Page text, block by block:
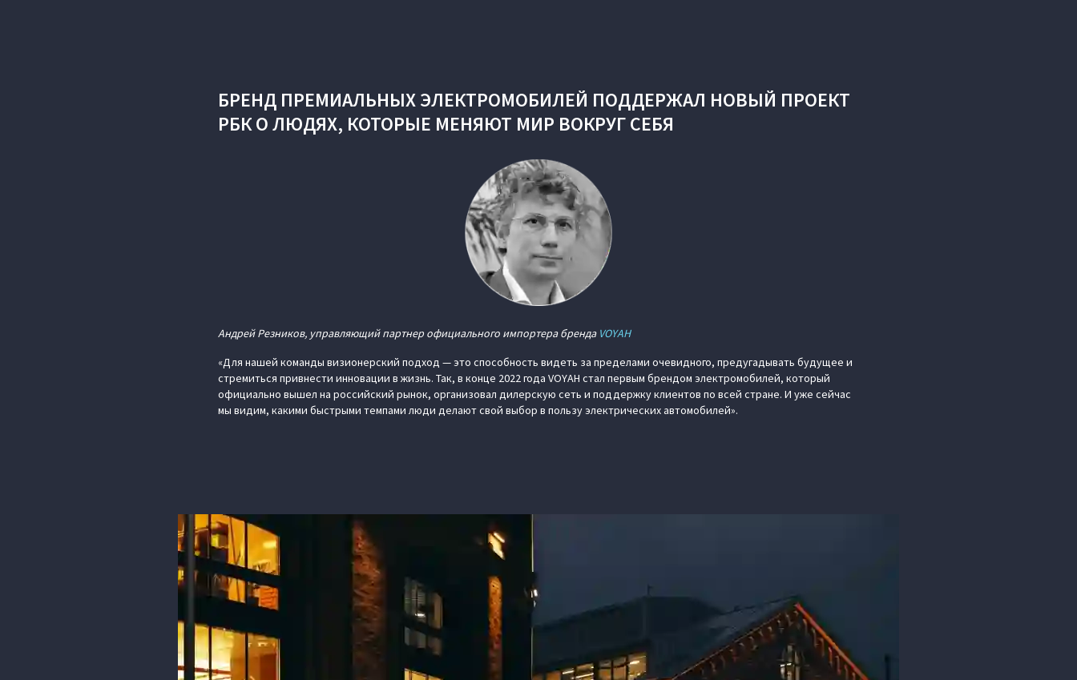
БРЕНД ПРЕМИАЛЬНЫХ ЭЛЕКТРОМОБИЛЕЙ ПОДДЕРЖАЛ НОВЫЙ ПРОЕКТ
РБК О ЛЮДЯХ, КОТОРЫЕ МЕНЯЮТ МИР ВОКРУГ СЕБЯ
Андрей Резников, управляющий партнер официального импортера бренда VOYAH
«Для нашей команды визионерский подход — это способность видеть за пределами очевидного, предугадывать будущее и
стремиться привнести инновации в жизнь. Так, в конце 2022 года VOYAH стал первым брендом электромобилей, который
официально вышел на российский рынок, организовал дилерскую сеть и поддержку клиентов по всей стране. И уже сейчас
мы видим, какими быстрыми темпами люди делают свой выбор в пользу электрических автомобилей».